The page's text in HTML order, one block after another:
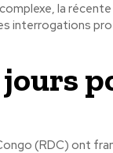
la
interrogations
(RDC) ont